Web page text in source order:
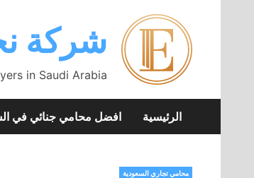
content
شركة
in Saudi Arabia
الرئيسية افضل محامي جنائي في
محامي تجاري السعودية